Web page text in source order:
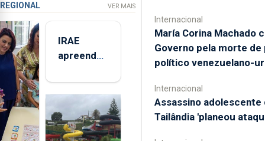
REGIONAL VER MAIS
IRAE
apreendeu
toneladas
de
alimentos
entre
Internacional
María Corina Machado
Governo pela morte de
político venezuelano-
Internacional
Assassino adolescente
Tailândia 'planeou